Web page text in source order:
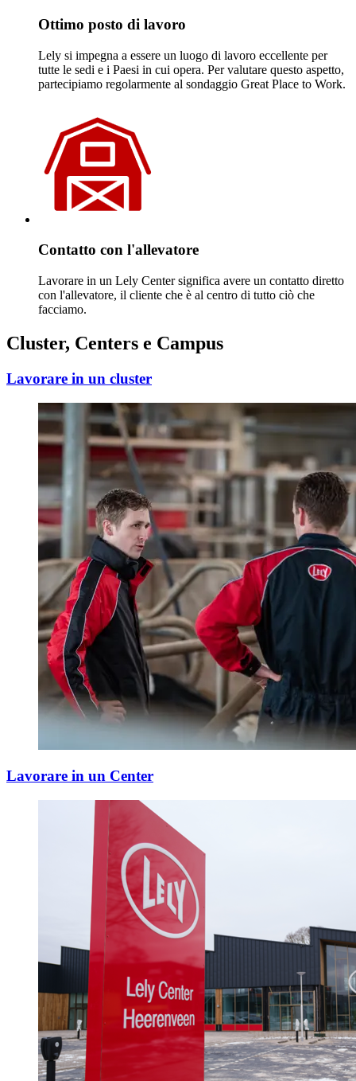
Ottimo posto di lavoro
Lely si impegna a essere un luogo di lavoro eccellente per
tutte le sedi e i Paesi in cui opera. Per valutare questo aspetto,
partecipiamo regolarmente al sondaggio Great Place to Work.
Contatto con l'allevatore
Lavorare in un Lely Center significa avere un contatto diretto
con l'allevatore, il cliente che è al centro di tutto ciò che
facciamo.
Cluster, Centers e Campus
Lavorare in un cluster
Lavorare in un Center